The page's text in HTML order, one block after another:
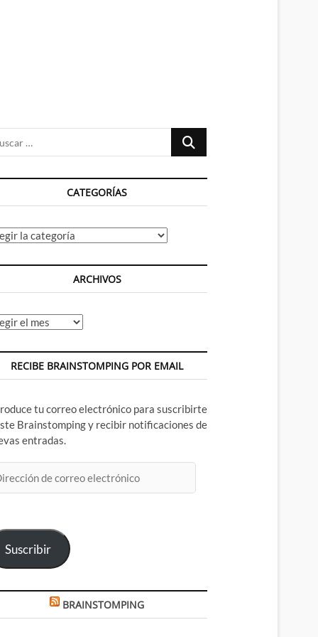
Buscar
CATEGORÍAS
ARCHIVOS
RECIBE BRAINSTOMPING POR EMAIL
tu correo electrónico para suscribirte
Brainstomping y recibir notificaciones de
entradas.
Suscribir
BRAINSTOMPING